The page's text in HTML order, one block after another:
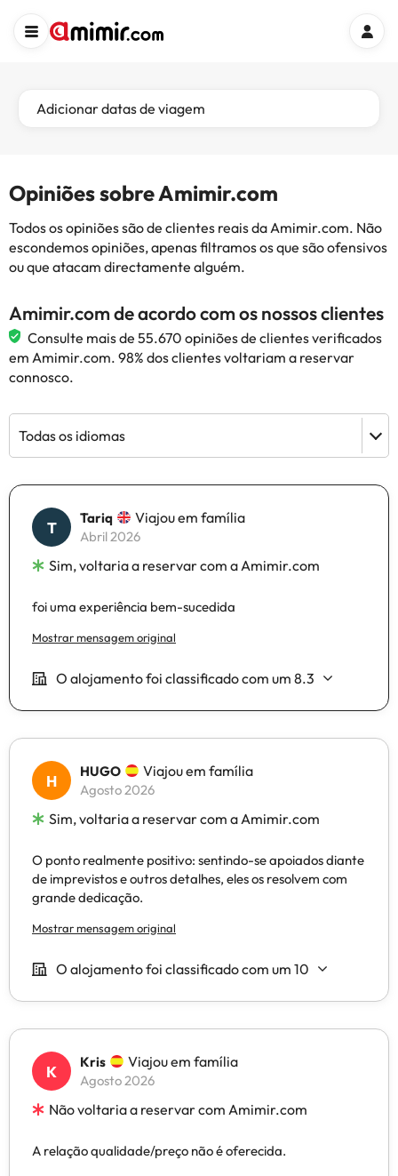
Adicionar datas de viagem
Opiniões sobre Amimir.com
Todos os opiniões são de clientes reais da Amimir.com. Não
escondemos opiniões, apenas filtramos os que são ofensivos
ou que atacam directamente alguém.
Amimir.com de acordo com os nossos clientes
Consulte mais de 55.670 opiniões de clientes verificados
em Amimir.com. 98% dos clientes voltariam a reservar
connosco.